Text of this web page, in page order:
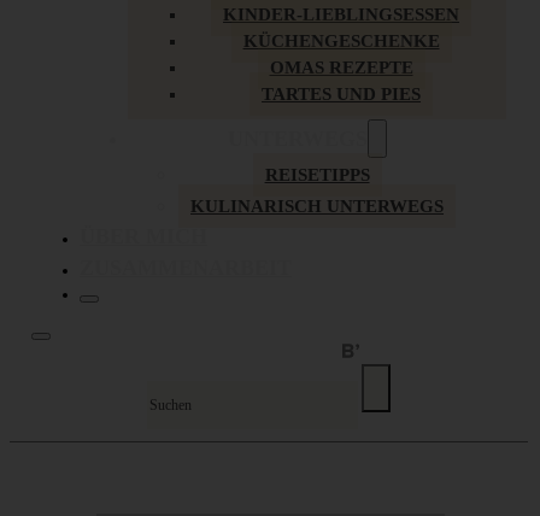
KINDER-LIEBLINGSESSEN
KÜCHENGESCHENKE
OMAS REZEPTE
TARTES UND PIES
REISETIPPS
KULINARISCH UNTERWEGS